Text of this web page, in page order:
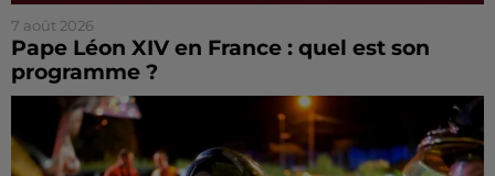
7 août 2026
Pape Léon XIV en France : quel est son
programme ?